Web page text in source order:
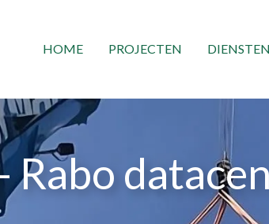
HOME PROJECTEN DIENSTEN
Rabo